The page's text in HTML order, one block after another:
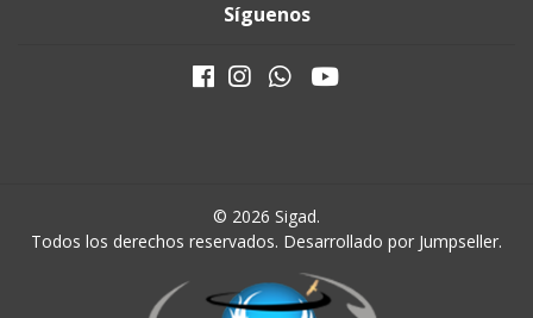
Síguenos
© 2026 Sigad.
Todos los derechos reservados. Desarrollado por Jumpseller.